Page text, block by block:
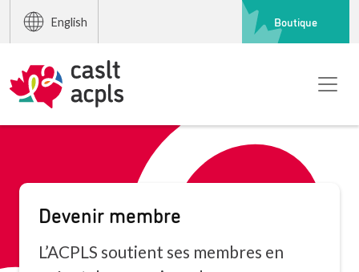
English Boutique
Devenir membre
L’ACPLS soutient ses membres en